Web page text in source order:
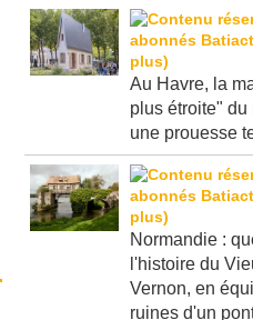
Au Havre, la
plus étroite" du
une prouesse
Normandie :
l'histoire du
Vernon, en
ruines d'un